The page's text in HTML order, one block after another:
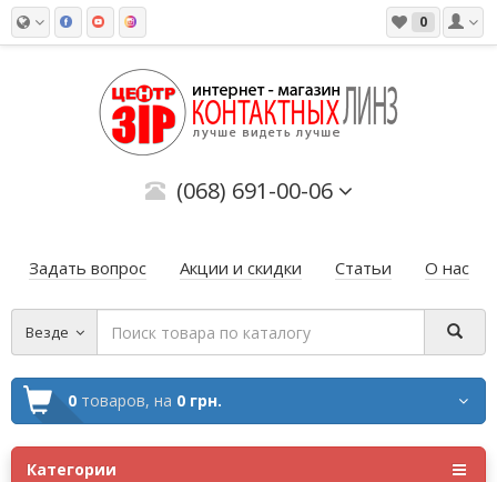
0
(068) 691-00-06
Задать вопрос Акции и скидки Статьи О нас
Везде
0 товаров, на 0 грн.
Категории